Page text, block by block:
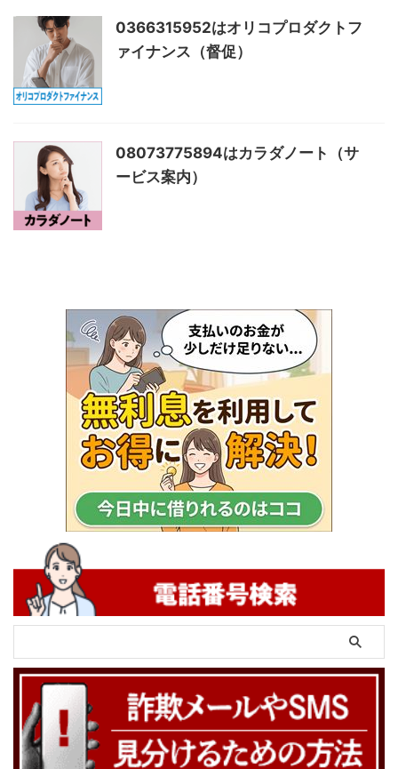
0366315952はオリコプロダクトフ
ァイナンス（督促）
08073775894はカラダノート（サ
ービス案内）